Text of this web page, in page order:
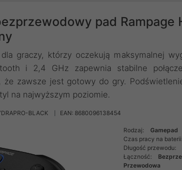
pad Rampage
graczy, którzy oczekują maksymalnej
i 2,4 GHz zapewnia stabilne
że zawsze jest gotowy do gry.
na najwyższym poziomie.
BLACK EAN: 8680096138454
Rodzaj:
Gamepad
Czas pracy na baterii:
Długość przewodu:
Łączność:
Przewodowa